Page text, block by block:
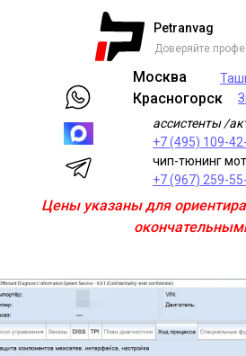
ассистенты /
+7 (495) 109-
чип-тюнинг
+7 (967) 259-
Москва
Красногорск
Petranvag
Доверяйте
Цены указаны для